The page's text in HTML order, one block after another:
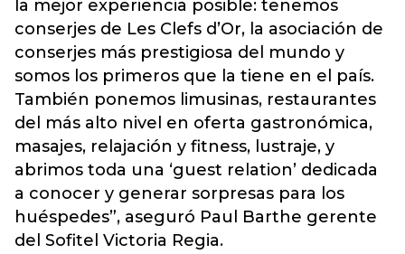
la mejor experiencia posible: tenemos
conserjes de Les Clefs d’Or, la asociación de
conserjes más prestigiosa del mundo y
somos los primeros que la tiene en el país.
También ponemos limusinas, restaurantes
del más alto nivel en oferta gastronómica,
masajes, relajación y fitness, lustraje, y
abrimos toda una ‘guest relation’ dedicada
a conocer y generar sorpresas para los
huéspedes”, aseguró Paul Barthe gerente
del Sofitel Victoria Regia.